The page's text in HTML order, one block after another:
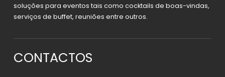
soluções para eventos tais como cocktails de boas-vindas,
serviços de buffet, reuniões entre outros.
CONTACTOS